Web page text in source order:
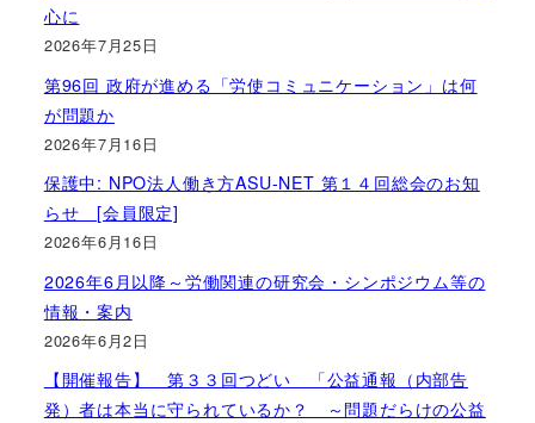
心に
2026年7月25日
第96回 政府が進める「労使コミュニケーション」は何
が問題か
2026年7月16日
保護中: NPO法人働き方ASU-NET 第１４回総会のお知
らせ [会員限定]
2026年6月16日
2026年6月以降～労働関連の研究会・シンポジウム等の
情報・案内
2026年6月2日
【開催報告】 第３３回つどい 「公益通報（内部告
発）者は本当に守られているか？ ～問題だらけの公益